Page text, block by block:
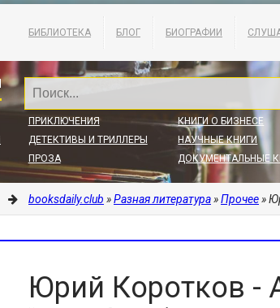
БИБЛИОТЕКА БЛОГ БИОГРАФИИ
ПРИКЛЮЧЕНИЯ
ДЕТЕКТИВЫ И ТРИЛЛЕРЫ
ПРОЗА
КНИГИ О БИЗНЕСЕ
НАУЧНЫЕ КНИГИ
ДОКУМЕНТАЛЬНЫЕ
booksdaily.club »Разная литература»Прочее»
Юрий Коротков -